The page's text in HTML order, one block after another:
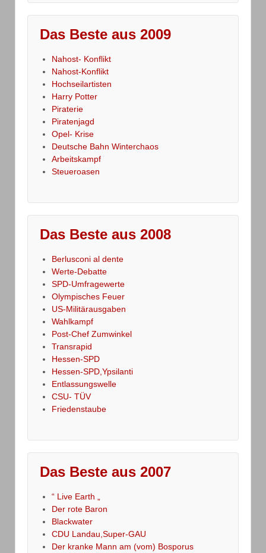
Das Beste aus 2009
Nahost- Konflikt
Nahost-Konflikt
Hochseilartisten
Harry Potter
Piraterie
Piratenjagd
Opel- Krise
Deutsche Bahn Winterchaos
Arbeitskampf
Steueroasen
Das Beste aus 2008
Berlusconi al dente
Werte-Debatte
SPD-Umfragewerte
Olympisches Feuer
US-Militärausgaben
Wahlkampf
Post-Chef Zumwinkel
Transrapid
Hessen-SPD
Hessen-SPD,Ypsilanti
Entlassungswelle
CSU- TÜV
Friedenstaube
Das Beste aus 2007
“ Live Earth „
Der rote Baron
Blackwater
CDU Landau,Super-GAU
Der kranke Mann am (vom) Bosporus